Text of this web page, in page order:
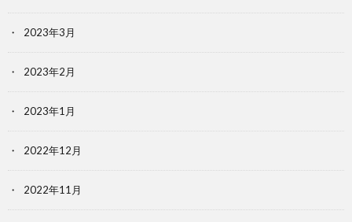
2023年3月
2023年2月
2023年1月
2022年12月
2022年11月